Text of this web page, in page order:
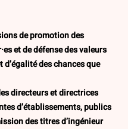
de promotion des
et de défense des valeurs
des chances que
directeurs et directrices
d’établissements, publics
des titres d’ingénieur